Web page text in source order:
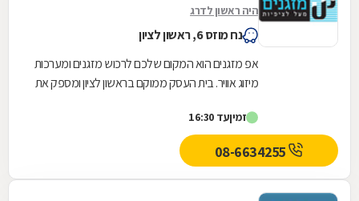
היה ראשון לדרג
נח מוזס 6, ראשון לציון
אפ מזגנים הוא המקום שלכם לרכוש מזגנים ומערכות
מיזוג אוויר. בית העסק ממוקם בראשון לציון ומספק את
זמיןעד 16:30
08-6634255